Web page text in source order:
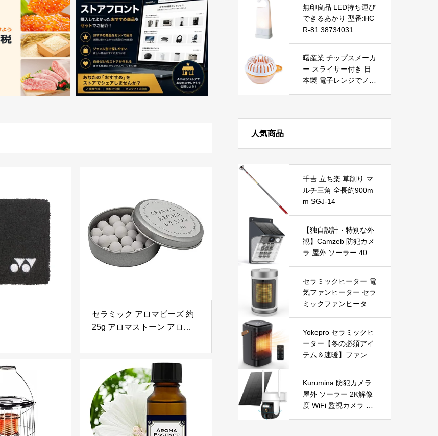
セラミック アロマビーズ 約
25g アロマストーン アロマデ
タルアイス軸、ピン
ク）
無印良品 LED持ち運び
できるあかり 型番:HC
R-81 38734031
曙産業 チップスメーカ
ー スライサー付き 日
本製 電子レンジでノン
イト/イエロー/クリア
量(約):170g
人気商品
千吉 立ち楽 草削り マ
ルチ三角 全長約900m
m SGJ-14
【独自設計・特別な外
観】Camzeb 防犯カメ
ラ 屋外 ソーラー 400
電池式 Alexa 赤外線/カ
ラー暗視 双方向音声
音光警報 プッシュ通知
動体検知 クラウド/SD
カード録画 IP66防水
遠隔操作
セラミックヒーター 電
気ファンヒーター セラ
ミックファンヒーター
切替 1-12時間タイマー
設定可能 リモコン付
電気ヒーター 転倒自動
オフ 過熱保護 省エネ
節電 PSE認証済 暖房
器具
Yokepro セラミックヒ
ーター【冬の必須アイ
テム＆速暖】ファンヒ
ED表示 低騒音【空気
浄化】ファンヒーター
電気 ECO知能恒温 省
エネ 暖房器具 転倒オ
Kurumina 防犯カメラ
屋外 ソーラー 2K解像
度 WiFi 監視カメラ ワ